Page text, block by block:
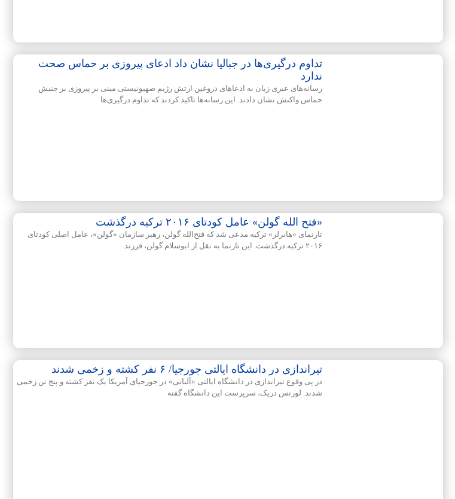
تداوم درگیری‌ها در جبالیا نشان داد ادعای پیروزی بر حماس صحت
ندارد
رسانه‌های عبری زبان به ادعاهای دروغین ارتش رژیم صهیونیستی مبنی بر پیروزی بر جنبش
حماس واکنش نشان دادند. این رسانه‌ها تاکید کردند که تداوم درگیری‌ها
«فتح الله گولن» عامل کودتای ۲۰۱۶ ترکیه درگذشت
تارنمای «هابرلر» ترکیه مدعی شد که فتح‌الله گولن، رهبر سازمان «گولن»، عامل اصلی کودتای
۲۰۱۶ ترکیه درگذشت. این تارنما به نقل از ابوسلام گولن، فرزند
تیراندازی در دانشگاه ایالتی جورجیا/ ۶ نفر کشته و زخمی شدند
در پی وقوع تیراندازی در دانشگاه ایالتی «آلبانی» در جورجیای آمریکا یک نفر کشته و پنج تن زخمی
شدند. لورنس دریک، سرپرست این دانشگاه گفته